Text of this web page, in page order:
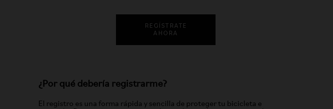
REGÍSTRATE
AHORA
¿Por qué debería registrarme?
El registro es una forma rápida y sencilla de proteger tu bicicleta e